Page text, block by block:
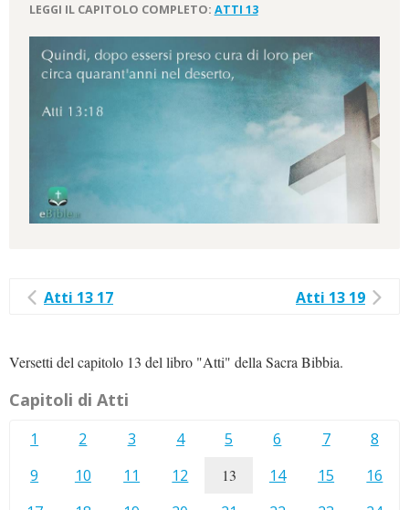
LEGGI IL CAPITOLO COMPLETO: ATTI 13
Atti 13 17 Atti 13 19
Versetti del capitolo 13 del libro "Atti" della Sacra Bibbia.
Capitoli di Atti
1 2 3 4 5 6 7
8
9
10 11 12 13 14 15
16